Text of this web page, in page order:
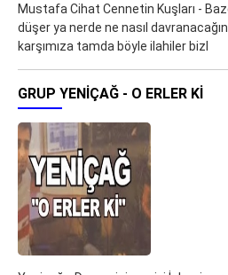
Mustafa Cihat Cennetin Kuşları -
düşer ya nerde ne nasıl
karşımıza tamda böyle ilahiler bizl
GRUP YENIÇAĞ - O ERLER KI